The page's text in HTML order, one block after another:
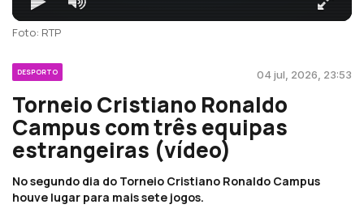
Foto: RTP
DESPORTO 04 jul, 2026, 23:53
Torneio Cristiano Ronaldo
Campus com três equipas
estrangeiras (vídeo)
No segundo dia do Torneio Cristiano Ronaldo Campus
houve lugar para mais sete jogos.